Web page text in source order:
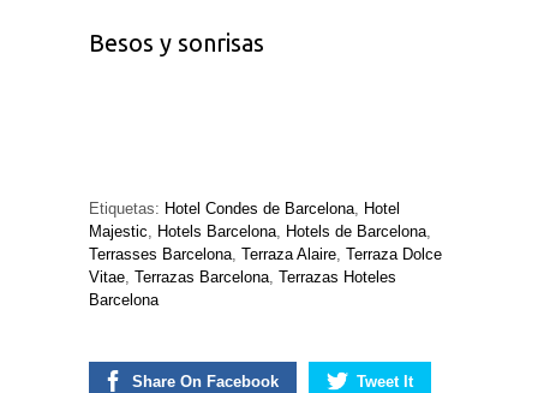
Besos y sonrisas
Etiquetas: Hotel Condes de Barcelona, Hotel
Majestic, Hotels Barcelona, Hotels de Barcelona,
Terrasses Barcelona, Terraza Alaire, Terraza Dolce
Vitae, Terrazas Barcelona, Terrazas Hoteles
Barcelona
Share On Facebook Tweet It